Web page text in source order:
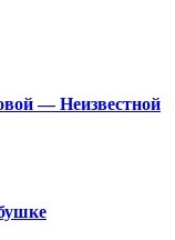
— Неизвестной